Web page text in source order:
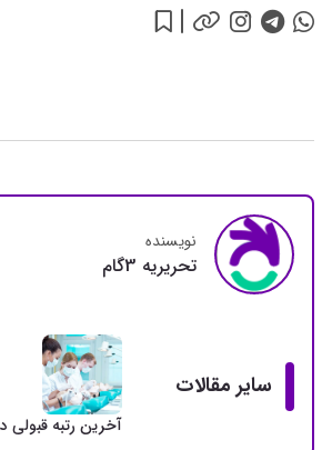
نویسنده
تحريريه 3گام
سایر مقالات
آخرین رتبه قبولی